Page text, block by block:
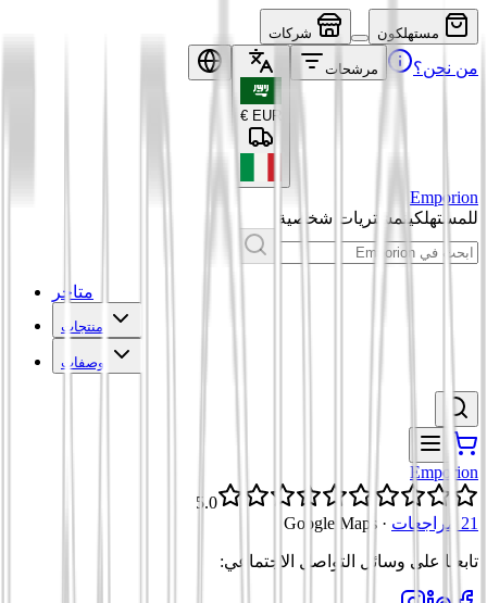
مستهلكون شركات
من نحن؟ مرشحات
EUR
€
Emporion
للمستهلكينمشتريات شخصية
متاجر
منتجات
وصفات
Emporion
5.0
21 مراجعات
·
Google Maps
تابعنا على وسائل التواصل الاجتماعي: